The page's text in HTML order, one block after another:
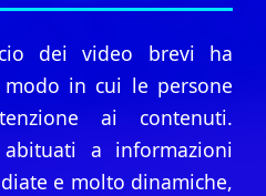
dei video brevi ha
in cui le persone
ai contenuti.
a informazioni
e molto dinamiche,